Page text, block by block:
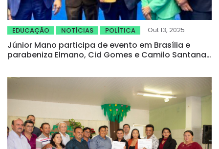
EDUCAÇÃO NOTÍCIAS POLÍTICA Out 13, 2025
Júnior Mano participa de evento em Brasília e
parabeniza Elmano, Cid Gomes e Camilo Santana